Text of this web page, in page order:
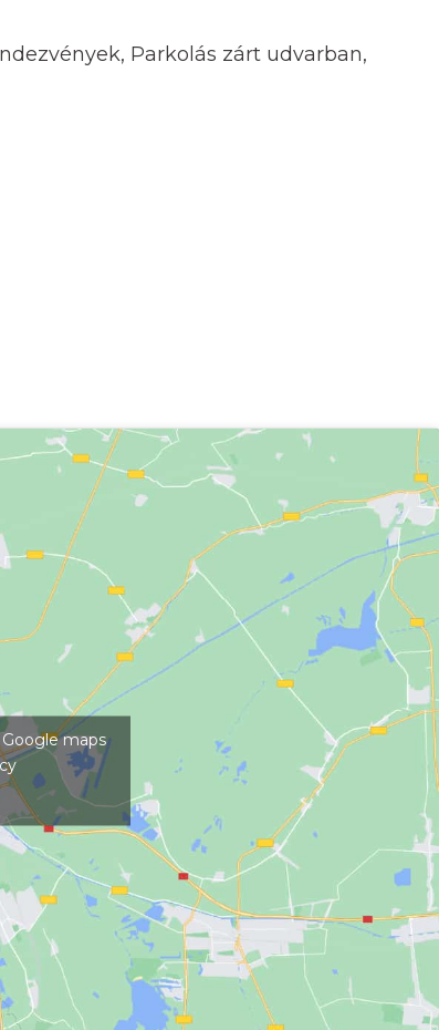
Parkolás zárt udvarban,
maps
családi
kirándulók külföldiek